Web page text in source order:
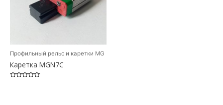
Профильный рельс и каретки MG
Каретка MGN7C